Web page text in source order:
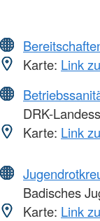
Karte: Link
DRK-
Karte: Link
Badisches
Karte: Link